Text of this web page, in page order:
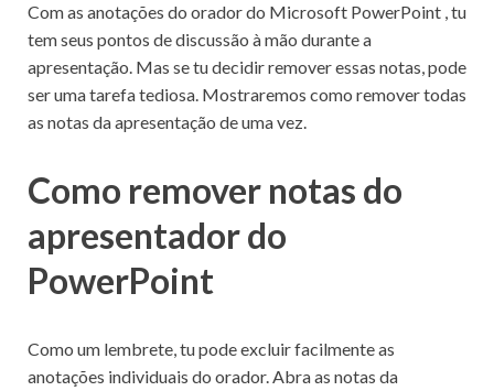
Com as anotações do orador do Microsoft PowerPoint , tu
tem seus pontos de discussão à mão durante a
apresentação. Mas se tu decidir remover essas notas, pode
ser uma tarefa tediosa. Mostraremos como remover todas
as notas da apresentação de uma vez.
Como remover notas do
apresentador do
PowerPoint
Como um lembrete, tu pode excluir facilmente as
anotações individuais do orador. Abra as notas da